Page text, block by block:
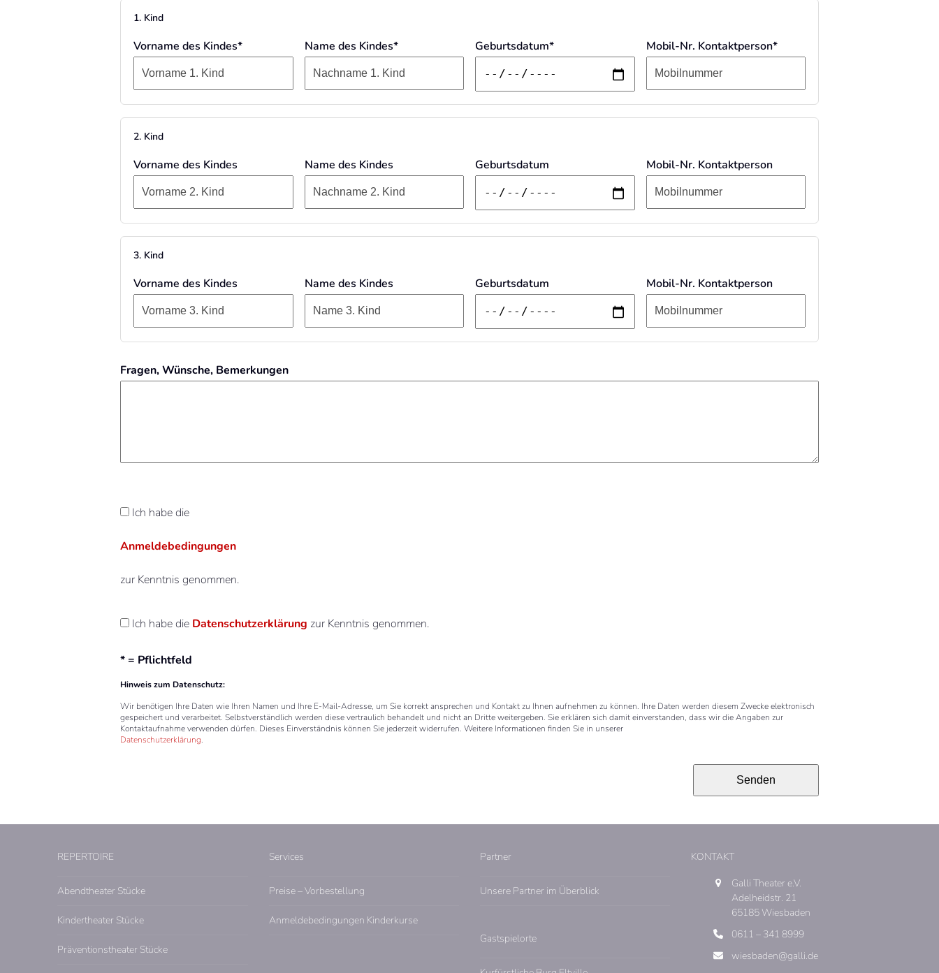
1. Kind
Vorname des Kindes* Name des Kindes* Geburtsdatum* Mobil-Nr. Kontaktperson*
2. Kind
Vorname des Kindes Name des Kindes Geburtsdatum Mobil-Nr. Kontaktperson
3. Kind
Vorname des Kindes Name des Kindes Geburtsdatum Mobil-Nr. Kontaktperson
Fragen, Wünsche, Bemerkungen
Ich habe die
Anmeldebedingungen
zur Kenntnis genommen.
Ich habe die Datenschutzerklärung zur Kenntnis genommen.
* = Pflichtfeld
Hinweis zum Datenschutz:
Wir benötigen Ihre Daten wie Ihren Namen und Ihre E-Mail-Adresse, um Sie korrekt ansprechen und Kontakt zu Ihnen aufnehmen zu können. Ihre Daten werden diesem Zwecke elektronisch
gespeichert und verarbeitet. Selbstverständlich werden diese vertraulich behandelt und nicht an Dritte weitergeben. Sie erklären sich damit einverstanden, dass wir die Angaben zur
Kontaktaufnahme verwenden dürfen. Dieses Einverständnis können Sie jederzeit widerrufen. Weitere Informationen finden Sie in unserer
Datenschutzerklärung.
REPERTOIRE
Abendtheater Stücke
Kindertheater Stücke
Präventionstheater Stücke
Services
Preise – Vorbestellung
Anmeldebedingungen Kinderkurse
Partner
Unsere Partner im Überblick
Gastspielorte
KONTAKT
Galli Theater e.V.
Adelheidstr. 21
65185 Wiesbaden
0611 – 341 8999
wiesbaden@galli.de